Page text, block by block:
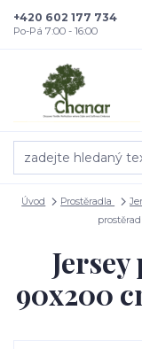
+420 602 177 734
Po-Pá 7:00 - 16:00
Úvod Prostěradla
90x200